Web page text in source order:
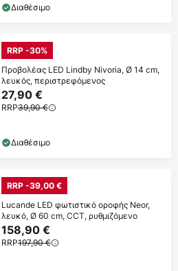
Διαθέσιμο
RRP -30%
Προβολέας LED Lindby Nivoria, Ø 14 cm,
λευκός, περιστρεφόμενος
27,90 €
RRP39,90 €
Διαθέσιμο
RRP -39,00 €
Lucande LED φωτιστικό οροφής Neor,
λευκό, Ø 60 cm, CCT, ρυθμιζόμενο
158,90 €
RRP197,90 €